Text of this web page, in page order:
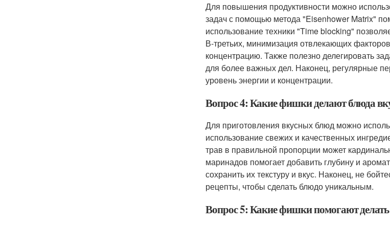
Для повышения продуктивности можно
задач с помощью метода "Eisenhower Matrix"
использование техники "Time blocking"
В-третьих, минимизация отвлекающих
концентрацию. Также полезно делегировать
для более важных дел. Наконец, регулярные
уровень энергии и концентрации.
Вопрос 4: Какие фишки делают блюда
Для приготовления вкусных блюд можно
использование свежих и качественных
трав в правильной пропорции может
маринадов помогает добавить глубину и
сохранить их текстуру и вкус. Наконец, не
рецепты, чтобы сделать блюдо уникальным.
Вопрос 5: Какие фишки помогают